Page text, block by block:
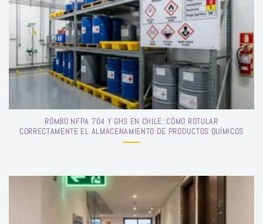
ROMBO NFPA 704 Y GHS EN CHILE: CÓMO ROTULAR
CORRECTAMENTE EL ALMACENAMIENTO DE PRODUCTOS QUÍMICOS